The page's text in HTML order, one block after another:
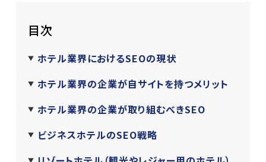
目次
ホテル業界におけるSEOの現状
ホテル業界の企業が自サイトを持つメリット
ホテル業界の企業が取り組むべきSEO
ビジネスホテルのSEO戦略